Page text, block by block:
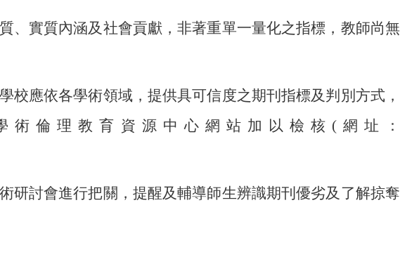
、實質內涵及社會貢獻，非著重單一量化之指標，教師尚無
應依各學術領域，提供具可信度之期刊指標及判別方式，
術倫理教育資源中心網站加以檢核 (網址：
研討會進行把關，提醒及輔導師生辨識期刊優劣及了解掠奪